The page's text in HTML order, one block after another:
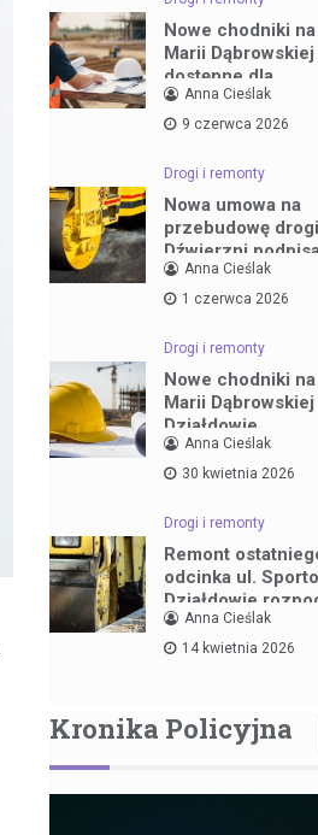
Nowe chodniki
Marii Dąbrowskiej
dostępne dla
mieszkańców
Anna Cieślak
9 czerwca 2026
Drogi i remonty
Nowa umowa na
przebudowę
Dźwierzni
Anna Cieślak
1 czerwca 2026
Drogi i remonty
Nowe chodniki
Marii Dąbrowskiej
Działdowie
Anna Cieślak
30 kwietnia 2026
Drogi i remonty
Remont
odcinka ul.
Działdowie
Anna Cieślak
14 kwietnia 2026
Kronika Policyjna